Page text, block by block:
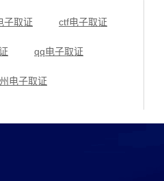
子取证 ctf电子取证
qq电子取证
电子取证